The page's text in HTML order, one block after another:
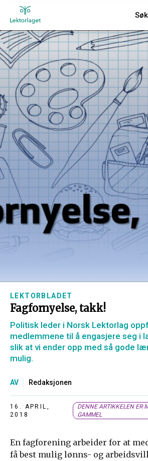
Søk
LEKTORBLADET
Fagfornyelse, takk!
Politisk leder i Norsk Lektorlag
medlemmene til å engasjere seg i
slik at vi ender opp med så gode
mulig.
AV Redaksjonen
16. APRIL,
2018
DENNE ARTIKKELEN ER
GAMMEL
En fagforening arbeider for at
få best mulig lønns- og